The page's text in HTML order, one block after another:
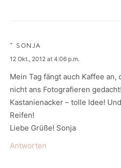
* SONJA
says:
12 Okt., 2012 at 4:06 p.m.
Mein Tag fängt auch Kaffee an,
nicht ans Fotografieren
Kastanienacker – tolle Idee!
Reifen!
Liebe Grüße! Sonja
Antworten